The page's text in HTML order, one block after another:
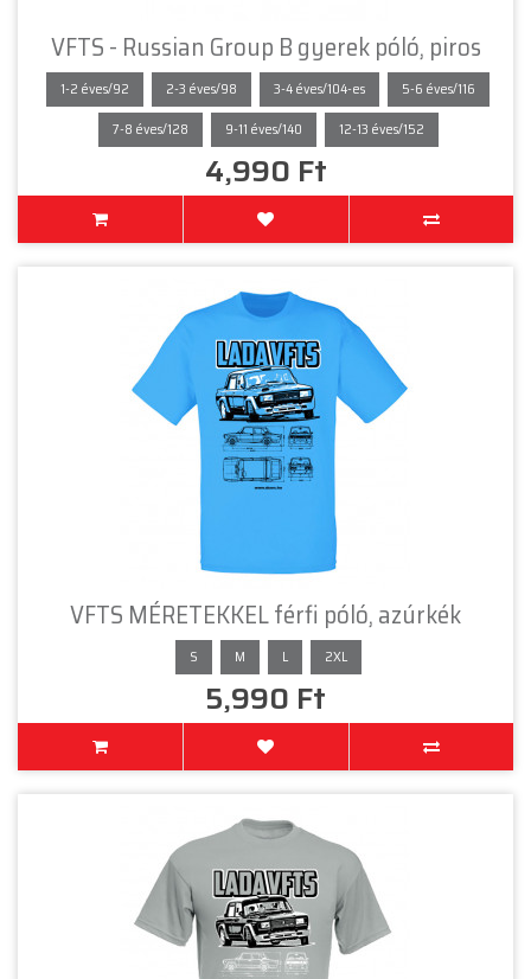
VFTS - Russian Group B gyerek póló, piros
1-2 éves/92 2-3 éves/98 3-4 éves/104-es
5-6 éves/116
7-8 éves/128
9-11 éves/140 12-13 éves/152
4,990 Ft
VFTS MÉRETEKKEL férfi póló, azúrkék
S M L 2XL
5,990 Ft